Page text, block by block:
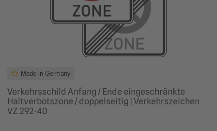
Made in Germany
Verkehrsschild Anfang / Ende eingeschränkte
Haltverbotszone / doppelseitig | Verkehrszeichen
VZ 292-40